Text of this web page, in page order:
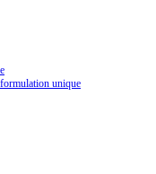
unique